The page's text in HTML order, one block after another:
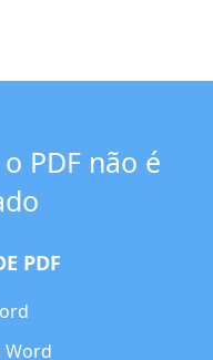
PDF não é
PDF
Word